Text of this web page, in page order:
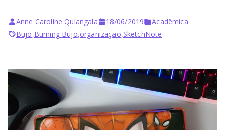
rni
ng
Anne Caroline Quiangala 18/06/2019
Acadêmica
Bujo,Burning Bujo,organização,SketchNote